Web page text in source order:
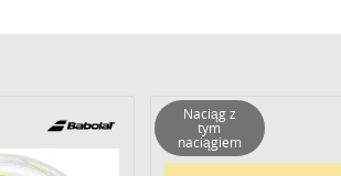
Naciąg z
tym
naciągiem